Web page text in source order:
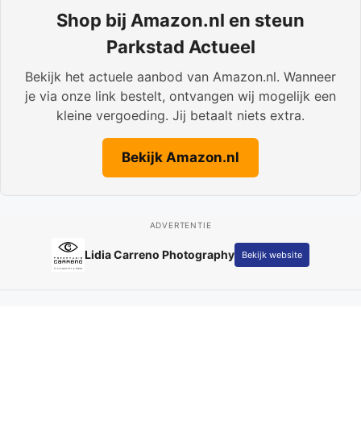
Shop bij Amazon.nl en steun
Parkstad Actueel
Bekijk het actuele aanbod van Amazon.nl. Wanneer
je via onze link bestelt, ontvangen wij mogelijk een
kleine vergoeding. Jij betaalt niets extra.
Bekijk Amazon.nl
ADVERTENTIE
Lidia Carreno Photography Bekijk website